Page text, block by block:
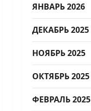
ЯНВАРЬ 2026
ДЕКАБРЬ 2025
НОЯБРЬ 2025
ОКТЯБРЬ 2025
ФЕВРАЛЬ 2025